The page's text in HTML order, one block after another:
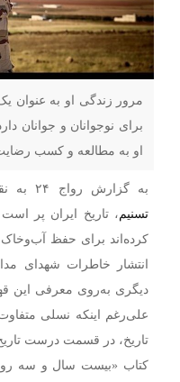
مرور زندگی او به عنوان
برای نوجوانان و جوانان
او به مطالعه و کسب
به گزارش رواج ۲۴ به نقل از -خبرنگار فرهنگی
تسنیم، تاریخ ایران پر
کرده‌اند برای حفظ آب‌وخاک
انتشار خاطرات شهدای
دیگری به‌روی معرفی این
علی‌رغم اینکه نسلی متفاوت
تاریخ، در قسمت درست تاریخ
کتاب «بیست سال و سه